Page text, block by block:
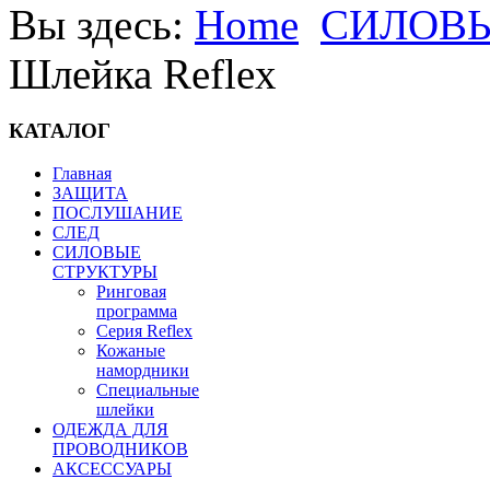
Вы здесь: Home
Шлейка Reflex
КАТАЛОГ
Главная
ЗАЩИТА
ПОСЛУШАНИЕ
СЛЕД
СИЛОВЫЕ
СТРУКТУРЫ
Ринговая
программа
Серия Reflex
Кожаные
намордники
Специальные
шлейки
ОДЕЖДА ДЛЯ
ПРОВОДНИКОВ
АКСЕССУАРЫ